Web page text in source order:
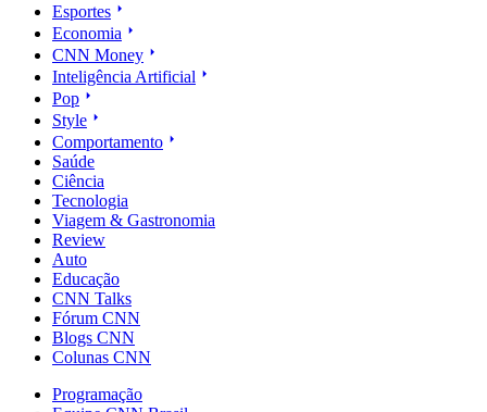
Esportes
Economia
CNN Money
Inteligência Artificial
Pop
Style
Comportamento
Saúde
Ciência
Tecnologia
Viagem & Gastronomia
Review
Auto
Educação
CNN Talks
Fórum CNN
Blogs CNN
Colunas CNN
Programação